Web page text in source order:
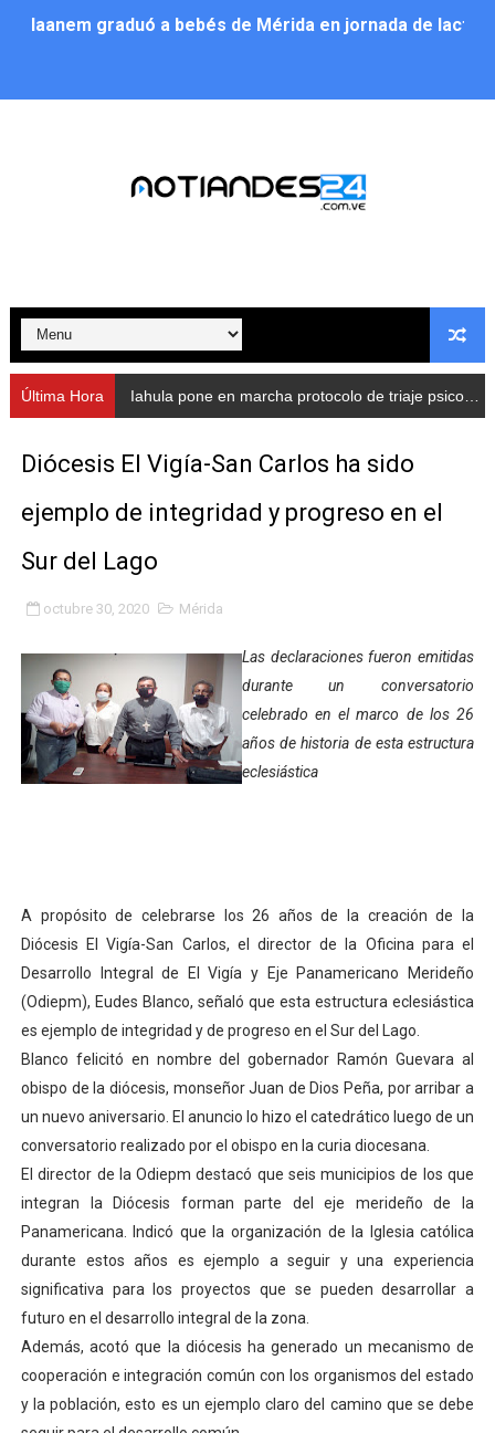
Iaanem graduó a bebés de Mérida en jornada de
Alcalde Nelson Álvarez llevó jornada recreativa a la
Nevado Gas optimiza servicio residencial en la
Balance semestral impulsa inclusión y atención a
Plan Vacacional Comunitario “Ríe 2026” recorre las
Alcaldía del Municipio Libertador realizó una jornada
Fundacite Mérida dicta taller gratuito de electrónica
INN-Mérida celebró el Lacto grado para promover el
Impulsan plan estratégico de seguridad ciudadana
Mérida impulsa desarrollo económico con taller de
Fomficc consolida alianzas e impulsa la economía
Niños de Estudiantes de Mérida sembraron 110
Entregan planta eléctrica para fortalecer la atención
Expertos inspeccionan espacios del OAN para la
Dictan MasterClass en el marco del Encuentro LAGO
Campo Elías avanza con plan de asfaltado
Encuentro estadal fortalece la coordinación de
Gobernador Arnaldo Sánchez apadrina a más de 993
Plan Quirúrgico Regional llega a Pueblo Llano con la
Última Hora Iahula pone en marcha protocolo de triaje psicosocial para atender a rescatistas
Diócesis El Vigía-San Carlos ha sido
ejemplo de integridad y progreso en el
Sur del Lago
octubre 30, 2020 Mérida
Las declaraciones fueron emitidas
durante un conversatorio
celebrado en el marco de los 26
años de historia de esta estructura
eclesiástica
A propósito de celebrarse los 26 años de la creación de la
Diócesis El Vigía-San Carlos, el director de la Oficina para el
Desarrollo Integral de El Vigía y Eje Panamericano Merideño
(Odiepm), Eudes Blanco, señaló que esta estructura eclesiástica
es ejemplo de integridad y de progreso en el Sur del Lago.
Blanco felicitó en nombre del gobernador Ramón Guevara al
obispo de la diócesis, monseñor Juan de Dios Peña, por arribar a
un nuevo aniversario. El anuncio lo hizo el catedrático luego de un
conversatorio realizado por el obispo en la curia diocesana.
El director de la Odiepm destacó que seis municipios de los que
integran la Diócesis forman parte del eje merideño de la
Panamericana. Indicó que la organización de la Iglesia católica
durante estos años es ejemplo a seguir y una experiencia
significativa para los proyectos que se pueden desarrollar a
futuro en el desarrollo integral de la zona.
Además, acotó que la diócesis ha generado un mecanismo de
cooperación e integración común con los organismos del estado
y la población, esto es un ejemplo claro del camino que se debe